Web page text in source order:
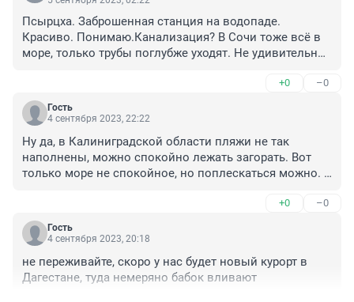
Псырцха. Заброшенная станция на водопаде.
Красиво. Понимаю.Канализация? В Сочи тоже всё в
море, только трубы поглубже уходят. Не удивительно,
+0 –0
Гость
4 сентября 2023, 22:22
Ну да, в Калиниградской области пляжи не так
наполнены, можно спокойно лежать загорать. Вот
только море не спокойное, но поплескаться можно.
+0 –0
Гость
4 сентября 2023, 20:18
не переживайте, скоро у нас будет новый курорт в
Дагестане, туда немеряно бабок вливают